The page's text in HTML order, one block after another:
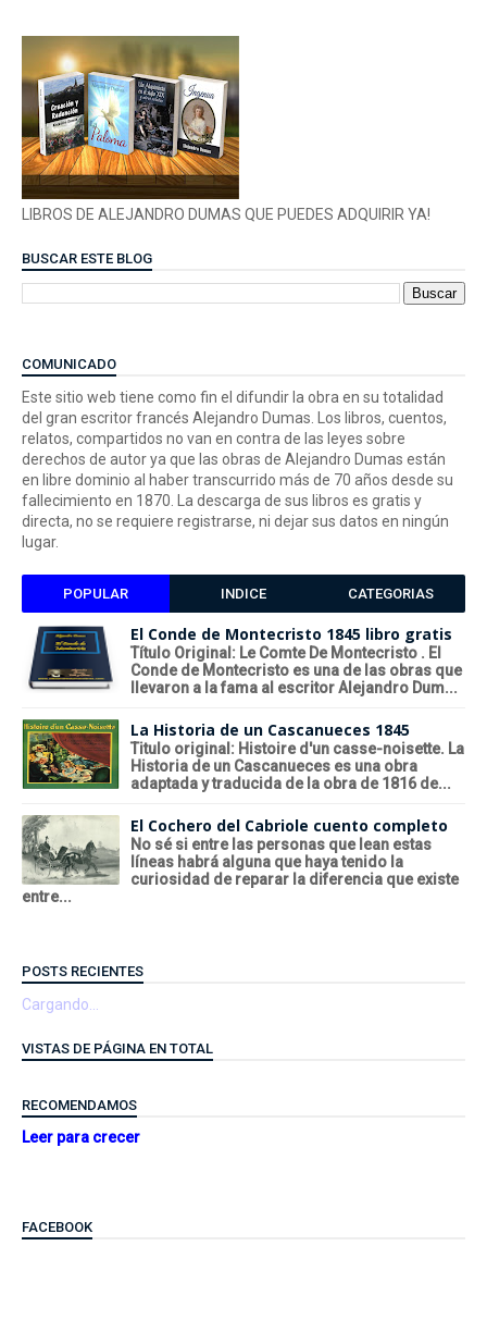
LIBROS DE ALEJANDRO DUMAS QUE PUEDES ADQUIRIR YA!
BUSCAR ESTE BLOG
COMUNICADO
Este sitio web tiene como fin el difundir la obra en su totalidad
del gran escritor francés Alejandro Dumas. Los libros, cuentos,
relatos, compartidos no van en contra de las leyes sobre
derechos de autor ya que las obras de Alejandro Dumas están
en libre dominio al haber transcurrido más de 70 años desde su
fallecimiento en 1870. La descarga de sus libros es gratis y
directa, no se requiere registrarse, ni dejar sus datos en ningún
lugar.
POPULAR INDICE CATEGORIAS
El Conde de Montecristo 1845 libro gratis
Título Original: Le Comte De Montecristo . El
Conde de Montecristo es una de las obras que
llevaron a la fama al escritor Alejandro Dum...
La Historia de un Cascanueces 1845
Titulo original: Histoire d'un casse-noisette. La
Historia de un Cascanueces es una obra
adaptada y traducida de la obra de 1816 de...
El Cochero del Cabriole cuento completo
No sé si entre las personas que lean estas
líneas habrá alguna que haya tenido la
curiosidad de reparar la diferencia que existe
entre...
POSTS RECIENTES
Cargando...
VISTAS DE PÁGINA EN TOTAL
RECOMENDAMOS
Leer para crecer
FACEBOOK